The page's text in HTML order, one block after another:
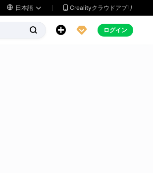
 日本語   Crealityクラウドアプリ
   ログイン